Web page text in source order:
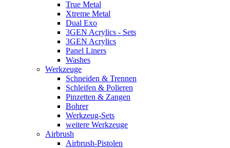
True Metal
Xtreme Metal
Dual Exo
3GEN Acrylics - Sets
3GEN Acrylics
Panel Liners
Washes
Werkzeuge
Schneiden & Trennen
Schleifen & Polieren
Pinzetten & Zangen
Bohrer
Werkzeug-Sets
weitere Werkzeuge
Airbrush
Airbrush-Pistolen